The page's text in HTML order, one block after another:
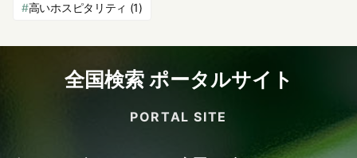
高いホスピタリティ (1)
全国検索 ポータルサイト
PORTAL SITE